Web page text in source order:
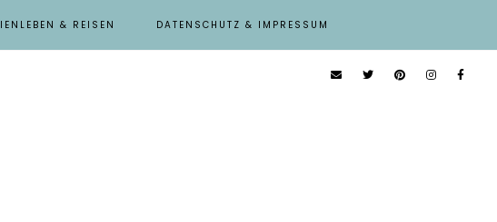
& REISEN DATENSCHUTZ & IMPRESSUM